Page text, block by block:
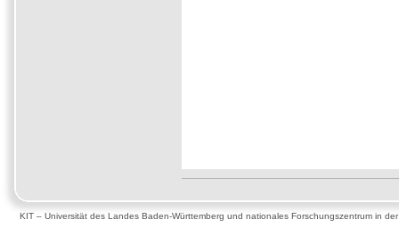
KIT – Universität des Landes Baden-Württemberg und nationales Forschungszentrum in